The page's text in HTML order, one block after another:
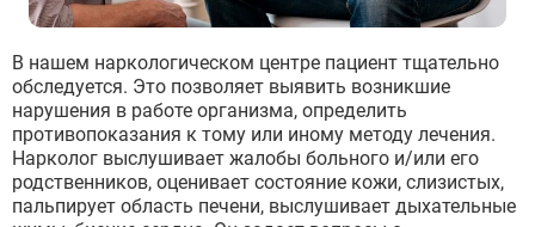
В нашем наркологическом центре пациент тщательно
обследуется. Это позволяет выявить возникшие
нарушения в работе организма, определить
противопоказания к тому или иному методу лечения.
Нарколог выслушивает жалобы больного и/или его
родственников, оценивает состояние кожи, слизистых,
пальпирует область печени, выслушивает дыхательные